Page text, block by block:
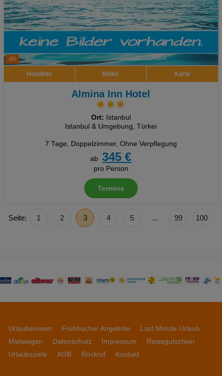
40
Hotelinfo Bilder Karte
Almina Inn Hotel
Ort: Istanbul
Istanbul & Umgebung, Türkei
7 Tage, Doppelzimmer, Ohne Verpflegung
ab
345 €
pro Person
Termine
Seite: 1 2 3 4 5 ... 99 100
Urlaubsreisen Frühbucher Angebote
Last Minute Urlaub
Mietwagen
Datenschutz Impressum
Reisegutschein
Urlaubsziele
AGB Rückruf Kontakt